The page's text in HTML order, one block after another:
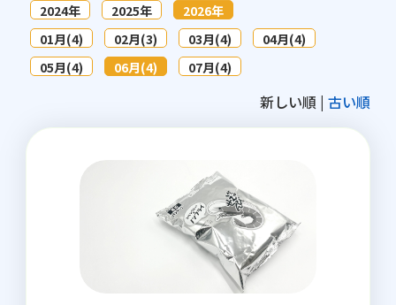
2024年 2025年
2026年
01月(4)
02月(3) 03月(4)
04月(4)
05月(4)
06月(4) 07月(4)
新しい順 |古い順